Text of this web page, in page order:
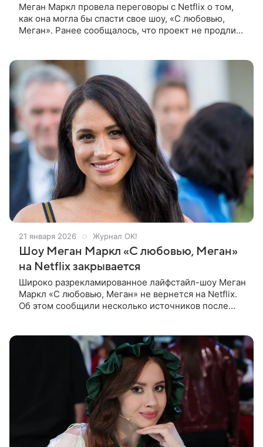
Меган Маркл провела переговоры с Netflix о том,
как она могла бы спасти свое шоу, «С любовью,
Меган». Ранее сообщалось, что проект не продлили
21 января 2026 Журнал OK!
Шоу Меган Маркл «С любовью, Меган»
на Netflix закрывается
Широко разрекламированное лайфстайл-шоу Меган
Маркл «С любовью, Меган» не вернется на Netflix.
Об этом сообщили несколько источников после